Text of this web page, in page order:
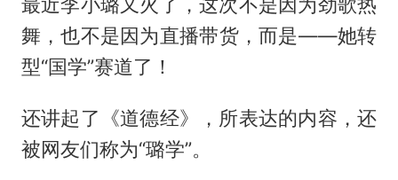
舞，也不是因为直播带货，而是——她转
型“国学”赛道了！
还讲起了《道德经》，所表达的内容，还
被网友们称为“璐学”。